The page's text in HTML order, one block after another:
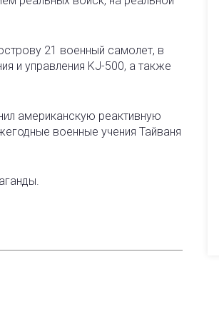
21 военный самолет, в
и управления KJ-500, а также
американскую реактивную
военные учения Тайваня